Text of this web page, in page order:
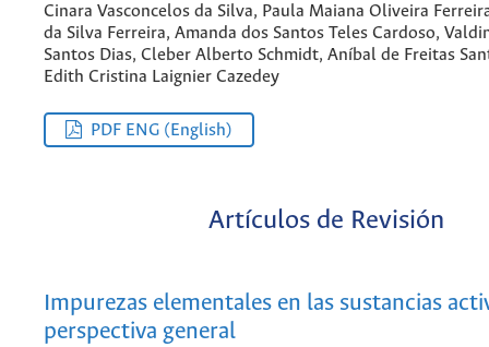
Cinara Vasconcelos da Silva, Paula Maiana Oliveira
da Silva Ferreira, Amanda dos Santos Teles Cardoso,
Santos Dias, Cleber Alberto Schmidt, Aníbal de Freitas
Edith Cristina Laignier Cazedey
PDF ENG (English)
Artículos de Revisión
Impurezas elementales en las sustancias
perspectiva general